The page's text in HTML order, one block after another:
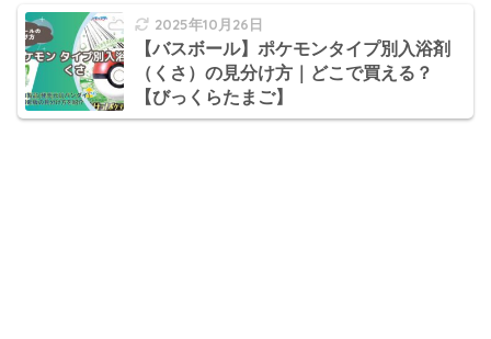
2025年10月26日
【バスボール】ポケモンタイプ別入浴剤
（くさ）の見分け方｜どこで買える？
【びっくらたまご】